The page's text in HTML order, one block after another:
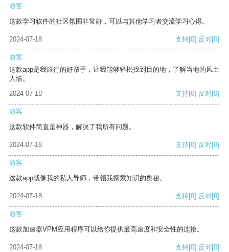
游客
这款学习软件的社区氛围非常好，可以与其他学习者交流学习心得。
2024-07-18 支持[0] 反对[0]
游客
这款app是我旅行的好帮手，让我能够轻松找到目的地，了解当地的风土
人情。
2024-07-18
支持[0] 反对[0]
游客
这款软件简直是神器，解决了我所有问题。
2024-07-18 支持[0] 反对[0]
游客
这款app就像我的私人导师，带领我探索知识的奥秘。
2024-07-18 支持[0] 反对[0]
游客
这款加速器VPM应用程序可以给你提供最高速度和安全性的连接。
2024-07-18 支持[0] 反对[0]